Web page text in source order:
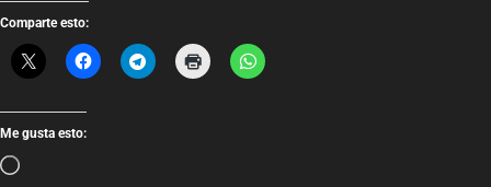
Comparte esto:
Me gusta esto: